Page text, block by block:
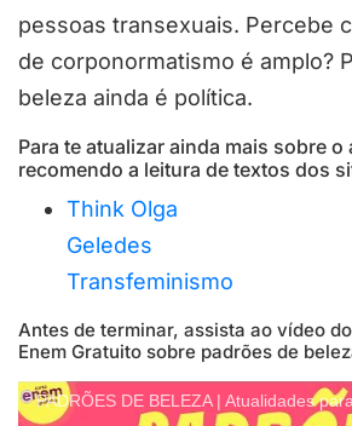
pessoas transexuais. Percebe
de corponormatismo é amplo?
beleza ainda é política.
Para te atualizar ainda mais sobre o
recomendo a leitura de textos dos
Think Olga
Geledes
Transfeminismo
Antes de terminar, assista ao vídeo
Enem Gratuito sobre padrões de
PADRÕES DE BELEZA | Atualidades